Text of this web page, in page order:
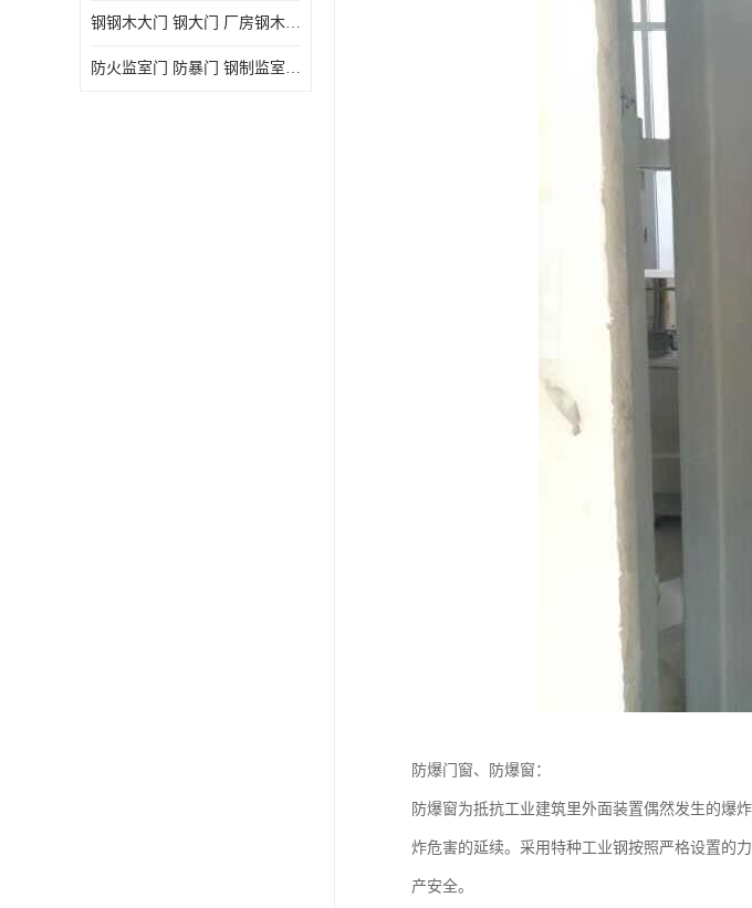
钢钢木大门 钢大门 厂房钢木大门 高铁站钢木大门
防火监室门 防暴门 钢制监室门 报警监舍门
防爆门窗、防爆窗：
防爆窗为抵抗工业建筑里外面装置偶然发生的爆
炸危害的延续。采用特种工业钢按照严格设置的
产安全。